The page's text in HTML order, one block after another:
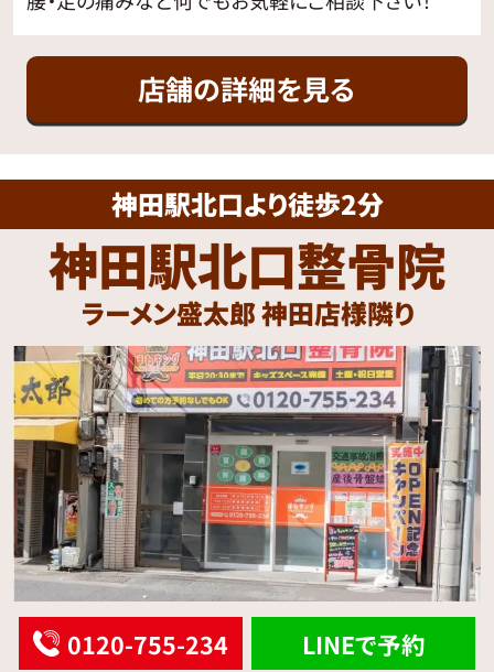
店舗の詳細を見る
神田駅北口より徒歩2分
神田駅北口整骨院
ラーメン盛太郎 神田店様隣り
0120-755-234 LINEで予約